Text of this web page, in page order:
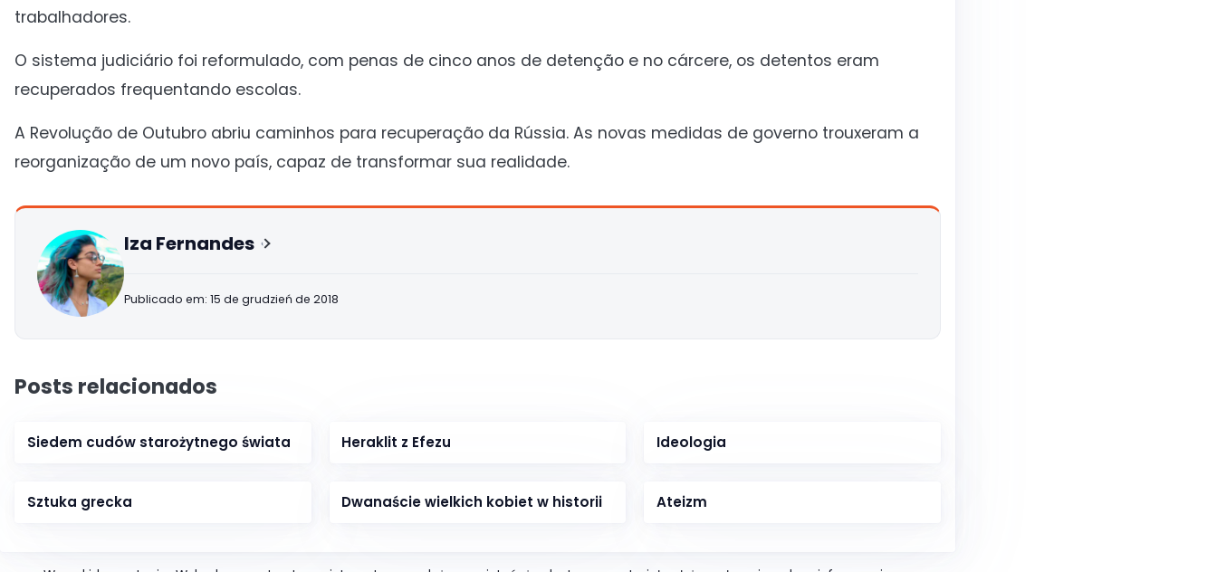
trabalhadores.
O sistema judiciário foi reformulado, com penas de cinco anos de detenção e no cárcere, os detentos eram
recuperados frequentando escolas.
A Revolução de Outubro abriu caminhos para recuperação da Rússia. As novas medidas de governo trouxeram a
reorganização de um novo país, capaz de transformar sua realidade.
Iza Fernandes
Publicado em: 15 de grudzień de 2018
Posts relacionados
Siedem cudów starożytnego świata Heraklit z Efezu Ideologia
Sztuka grecka Dwanaście wielkich kobiet w historii Ateizm